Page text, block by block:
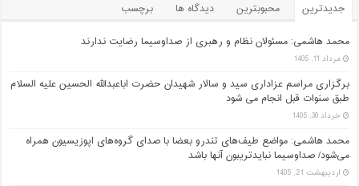
جدیدترین محبوبترین دیدگاه ها برچسب
محمد هاشمی: مسئولان نظام و رهبری از صداوسیما رضایت ندارند
مرداد 11, 1405
برگزاری مراسم عزاداری سید و سالار شهیدان حضرت اباعبدالله الحسین علیه السلام
طبق سنوات قبل انجام می شود
خرداد 30, 1405
محمد هاشمی: مواضع طیف‌های تندرو بعضا با صدای گروه‌های اپوزیسیون همراه
می‌شود/ صداوسیما نبایدتریبون آنها باشد
اردیبهشت 21, 1405